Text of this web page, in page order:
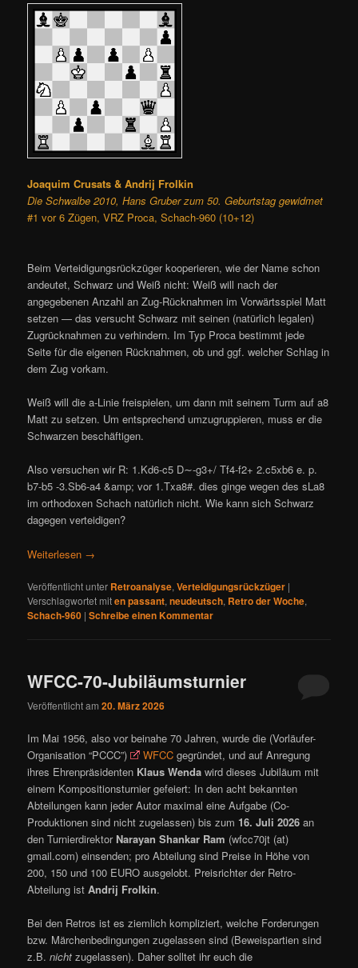
Joaquim Crusats & Andrij Frolkin
Die Schwalbe 2010, Hans Gruber zum 50. Geburtstag gewidmet
#1 vor 6 Zügen, VRZ Proca, Schach-960 (10+12)
Beim Verteidigungsrückzüger kooperieren, wie der Name schon
andeutet, Schwarz und Weiß nicht: Weiß will nach der
angegebenen Anzahl an Zug-Rücknahmen im Vorwärtsspiel Matt
setzen — das versucht Schwarz mit seinen (natürlich legalen)
Zugrücknahmen zu verhindern. Im Typ Proca bestimmt jede
Seite für die eigenen Rücknahmen, ob und ggf. welcher Schlag in
dem Zug vorkam.
Weiß will die a-Linie freispielen, um dann mit seinem Turm auf a8
Matt zu setzen. Um entsprechend umzugruppieren, muss er die
Schwarzen beschäftigen.
Also versuchen wir R: 1.Kd6-c5 D∼-g3+/ Tf4-f2+ 2.c5xb6 e. p.
b7-b5 -3.Sb6-a4 &amp; vor 1.Txa8#. dies ginge wegen des sLa8
im orthodoxen Schach natürlich nicht. Wie kann sich Schwarz
dagegen verteidigen?
Weiterlesen →
Veröffentlicht unter Retroanalyse,Verteidigungsrückzüger |
Verschlagwortet miten passant,neudeutsch, Retro der Woche,
Schach-960 |Schreibe einen Kommentar
WFCC-70-Jubiläumsturnier
Veröffentlicht am20. März 2026
Im Mai 1956, also vor beinahe 70 Jahren, wurde die (Vorläufer-
Organisation “PCCC”)
WFCC gegründet, und auf Anregung
ihres Ehrenpräsidenten Klaus Wenda wird dieses Jubiläum mit
einem Kompositionsturnier gefeiert: In den acht bekannten
Abteilungen kann jeder Autor maximal eine Aufgabe (Co-
Produktionen sind nicht zugelassen) bis zum 16. Juli 2026 an
den Turnierdirektor Narayan Shankar Ram (wfcc70jt (at)
gmail.com) einsenden; pro Abteilung sind Preise in Höhe von
200, 150 und 100 EURO ausgelobt. Preisrichter der Retro-
Abteilung istAndrij Frolkin.
Bei den Retros ist es ziemlich kompliziert, welche Forderungen
bzw. Märchenbedingungen zugelassen sind (Beweispartien sind
z.B.nicht zugelassen). Daher solltet ihr euch die